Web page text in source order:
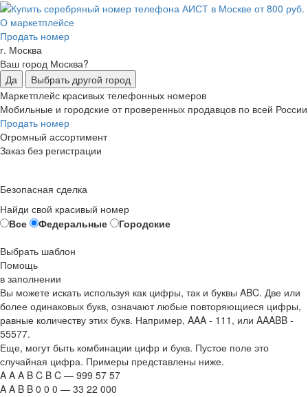
О маркетплейсе
Продать номер
г. Москва
Ваш город Москва?
Да
Выбрать другой город
Маркетплейс красивых телефонных номеров
Мобильные и городские от проверенных продавцов по всей России
Продать номер
Огромный ассортимент
Заказ без регистрации
Безопасная сделка
Найди свой красивый номер
Все
Федеральные
Городские
Выбрать шаблон
Помощь
в заполнении
Вы можете искать используя как цифры, так и буквы ABC. Две или
более одинаковых букв, означают любые повторяющиеся цифры,
равные количеству этих букв. Например, AAA - 111 , или AAABB -
55577.
Еще, могут быть комбинации цифр и букв. Пустое поле это
случайная цифра. Примеры представлены ниже.
A A A B C B C — 999 57 57
A A B B 0 0 0 — 33 22 000